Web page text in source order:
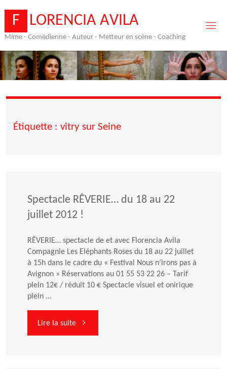
content
F LORENCIA AVILA
Mime - Comédienne - Auteur - Metteur en scène - Coaching
Étiquette :vitry sur Seine
Spectacle RÊVERIE… du 18 au 22
juillet 2012 !
RÊVERIE… spectacle de et avec Florencia Avila
Compagnie Les Eléphants Roses du 18 au 22 juillet
à 15h dans le cadre du « Festival Nous n’irons pas à
Avignon » Réservations au 01 55 53 22 26 – Tarif
plein 12€ / réduit 10 € Spectacle visuel et onirique
plein …
Lire la suite"Spectacle